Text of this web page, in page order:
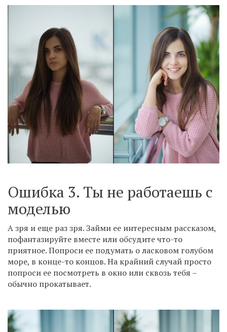
Ошибка 3. Ты не работаешь с
моделью
А зря и еще раз зря. Займи ее интересным рассказом,
пофантазируйте вместе или обсудите что-то
приятное. Попроси ее подумать о ласковом голубом
море, в конце-то концов. На крайний случай просто
попроси ее посмотреть в окно или сквозь тебя –
обычно прокатывает.